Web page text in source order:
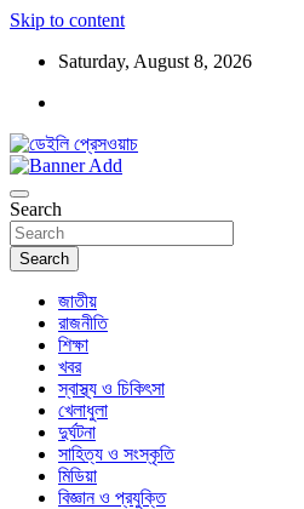
Skip to content
Saturday, August 8, 2026
ডেইলি প্রেসওয়াচ
Search
Search
জাতীয়
রাজনীতি
শিক্ষা
খবর
স্বাস্থ্য ও চিকিৎসা
খেলাধুলা
দুর্ঘটনা
সাহিত্য ও সংস্কৃতি
মিডিয়া
বিজ্ঞান ও প্রযুক্তি